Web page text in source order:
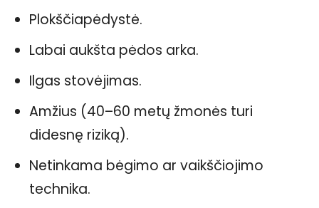
Plokščiapėdystė.
Labai aukšta pėdos arka.
Ilgas stovėjimas.
Amžius (40–60 metų žmonės turi
didesnę riziką).
Netinkama bėgimo ar vaikščiojimo
technika.